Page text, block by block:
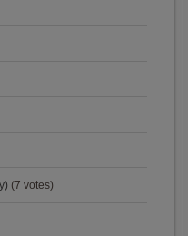
(7 votes)